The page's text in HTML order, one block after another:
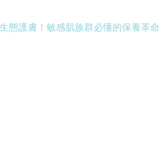
態護膚！敏感肌族群必懂的保養革命